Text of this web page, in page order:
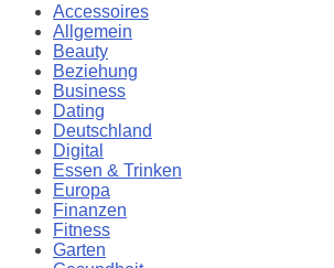
Accessoires
Allgemein
Beauty
Beziehung
Business
Dating
Deutschland
Digital
Essen & Trinken
Europa
Finanzen
Fitness
Garten